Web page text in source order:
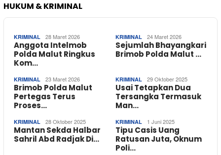
HUKUM & KRIMINAL
KRIMINAL 28 Maret 2026
Anggota Intelmob
Polda Malut Ringkus
Kom…
KRIMINAL 24 Maret 2026
Sejumlah Bhayangkari
Brimob Polda Malut …
KRIMINAL 23 Maret 2026
Brimob Polda Malut
Pertegas Terus
Proses…
KRIMINAL 29 Oktober 2025
Usai Tetapkan Dua
Tersangka Termasuk
Man…
KRIMINAL 28 Oktober 2025
Mantan Sekda Halbar
Sahril Abd Radjak Di…
KRIMINAL 1 Juni 2025
Tipu Casis Uang
Ratusan Juta, Oknum
Poli…